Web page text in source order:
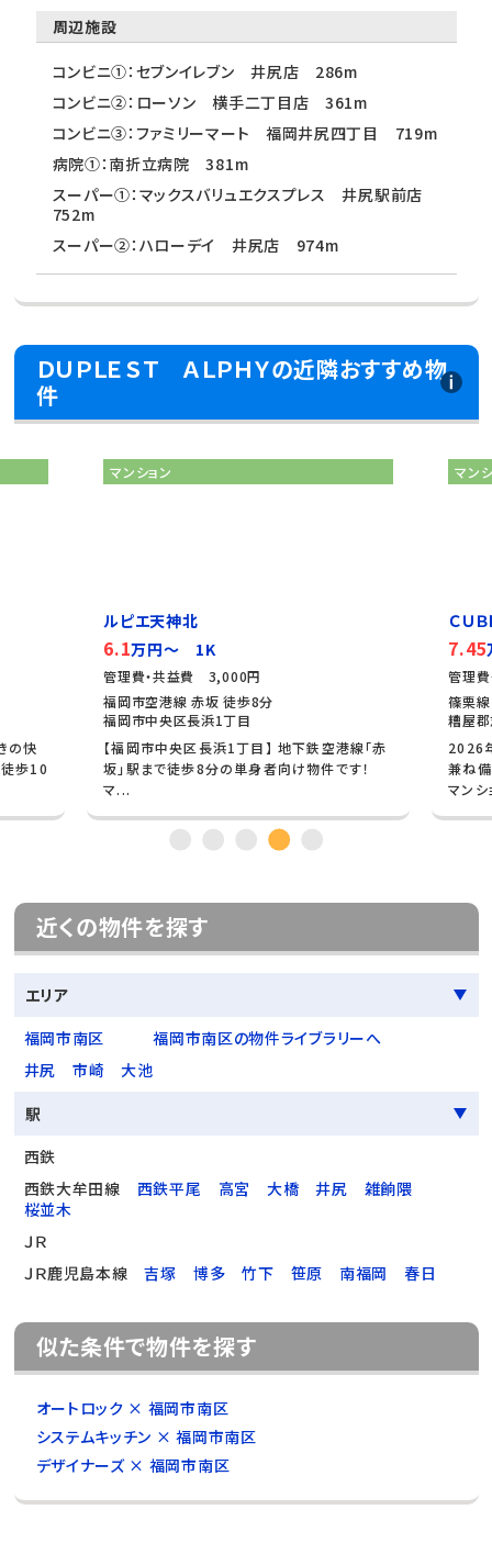
周辺施設
コンビニ①：セブンイレブン 井尻店 286m
コンビニ②：ローソン 横手二丁目店 361m
コンビニ③：ファミリーマート 福岡井尻四丁目 719m
病院①：南折立病院 381m
スーパー①：マックスバリュエクスプレス 井尻駅前店
752m
スーパー②：ハローデイ 井尻店 974m
ＤＵＰＬＥＳＴ ＡＬＰＨＹの近隣おすすめ物
件
の快
徒歩10
マンション
ルピエ天神北
6.1万円～ 1K
管理費・共益費 3,000円
福岡市空港線 赤坂 徒歩8分
福岡市中央区長浜1丁目
【福岡市中央区長浜1丁目】 地下鉄空港線「赤
坂」駅まで徒歩8分の単身者向け物件です！
マ...
マン
ＣＵ
7.45
管理
篠栗
糟屋
2026
兼ね
マン
近くの物件を探す
エリア
福岡市南区
福岡市南区の物件ライブラリーへ
井尻
市崎
大池
駅
西鉄
西鉄大牟田線
西鉄平尾 高宮 大橋 井尻
雑餉隈
桜並木
ＪＲ
ＪＲ鹿児島本線
吉塚 博多 竹下 笹原 南福岡 春日
似た条件で物件を探す
オートロック × 福岡市南区
システムキッチン × 福岡市南区
デザイナーズ × 福岡市南区